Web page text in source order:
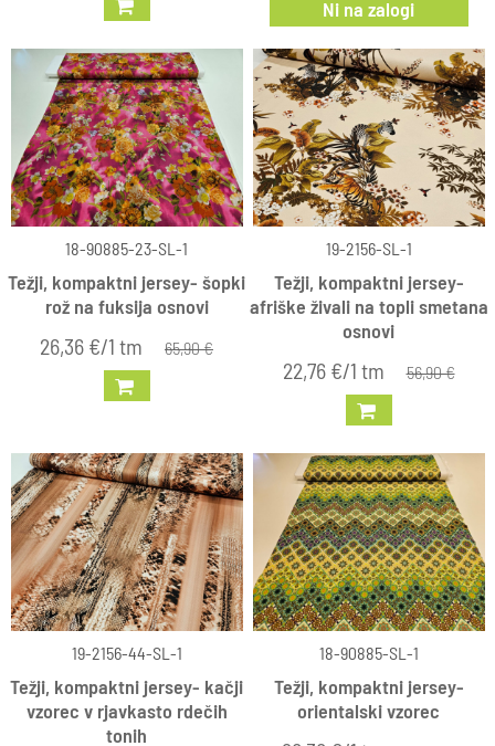
Ni na zalogi
18-90885-23-SL-1
Težji, kompaktni jersey- šopki
rož na fuksija osnovi
26,36 €/1 tm 65,90 €
19-2156-SL-1
Težji, kompaktni jersey-
afriške živali na topli smetana
osnovi
22,76 €/1 tm 56,90 €
19-2156-44-SL-1
Težji, kompaktni jersey- kačji
vzorec v rjavkasto rdečih
tonih
18-90885-SL-1
Težji, kompaktni jersey-
orientalski vzorec